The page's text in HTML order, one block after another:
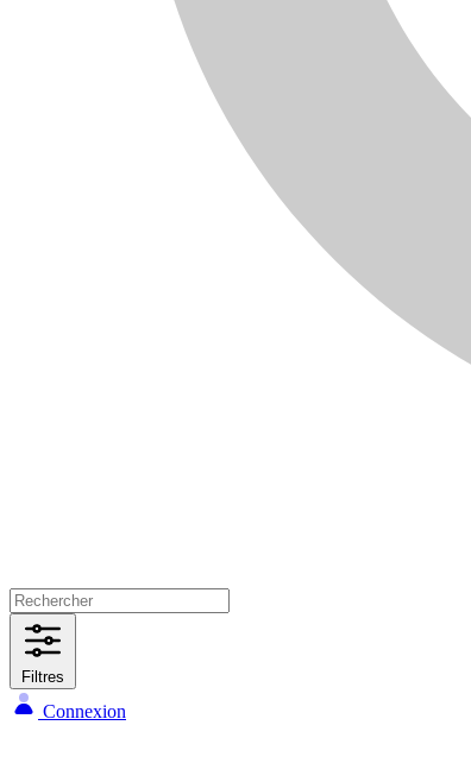
Filtres
Connexion